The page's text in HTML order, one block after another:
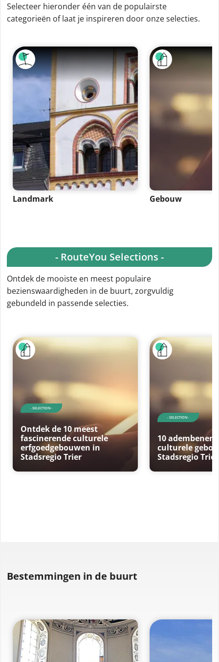
Selecteer hieronder één van de populairste
categorieën of laat je inspireren door onze selecties.
Landmark Gebouw
- RouteYou Selections -
Ontdek de mooiste en meest populaire
bezienswaardigheden in de buurt, zorgvuldig
gebundeld in passende selecties.
- SELECTION -
Ontdek de 10 meest
fascinerende culturele
erfgoedgebouwen in
Stadsregio Trier
- SELECTION -
10
culturele
Stadsregio Trier
Bestemmingen in de buurt